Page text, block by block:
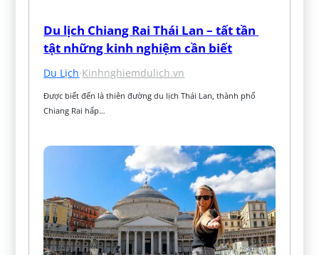
Du lịch Chiang Rai Thái Lan – tất tần
tật những kinh nghiệm cần biết
Du Lịch·Kinhnghiemdulich.vn
Được biết đến là thiên đường du lịch Thái Lan, thành phố
Chiang Rai hấp…